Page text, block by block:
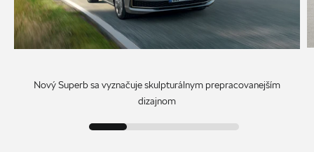
Nový Superb sa vyznačuje skulpturálnym prepracovanejším
dizajnom